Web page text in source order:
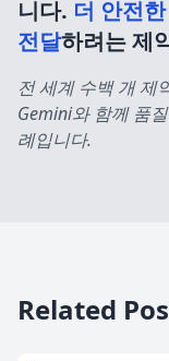
니다. 더 안전
전달하려는 제
전 세계 수백 개 제
Gemini와 함께 품
례입니다.
Related